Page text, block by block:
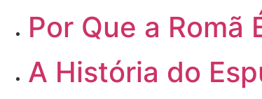
Por Que a Romã
A História do